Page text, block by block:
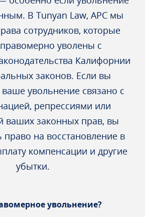
В Tunyan Law, APC мы
сотрудников, которые
уволены с
Калифорнии
законов. Если вы
ваше увольнение связано с
репрессиями или
ваших законных прав, вы
на восстановление в
компенсации и другие
убытки.
увольнение?